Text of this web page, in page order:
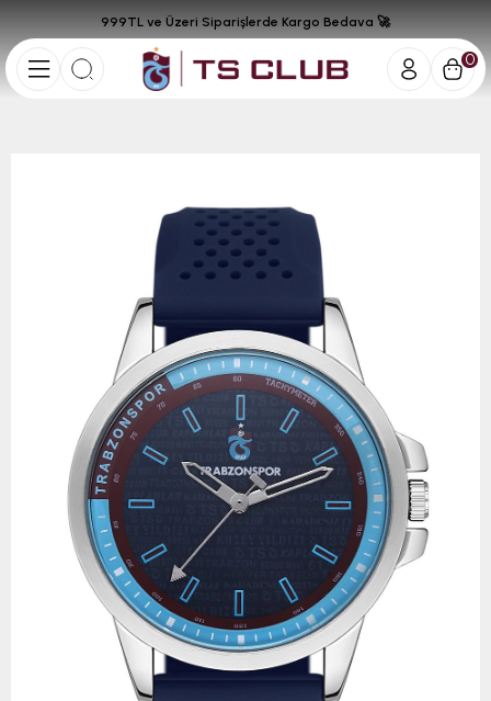
0
999TL ve Üzeri Siparişlerde Kargo Bedava 🚀